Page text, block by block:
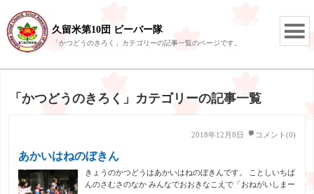
久留米第10団 ビーバー隊
「かつどうのきろく」カテゴリーの記事一覧のページです。
「かつどうのきろく」カテゴリーの記事一覧
2018年12月8日 コメント(0)
あかいはねのぼきん
きょうのかつどうはあかいはねのぼきんです。 ことしいちば
んのさむさのなか みんなでおおきなこえで「おねがいしまー